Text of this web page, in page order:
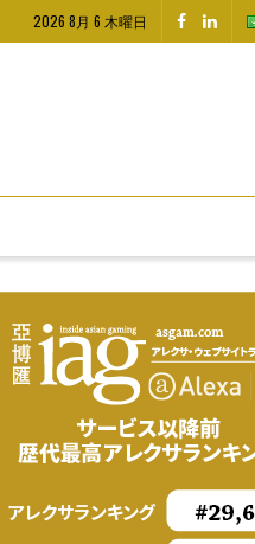
2026 8月 6 木曜日